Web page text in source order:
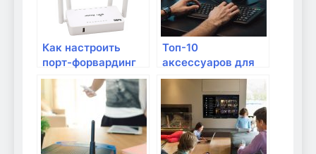
Как настроить
порт-форвардинг
для открытия
доступа к сетевым
приложениям?
Топ-10
аксессуаров для
маршрутизаторов